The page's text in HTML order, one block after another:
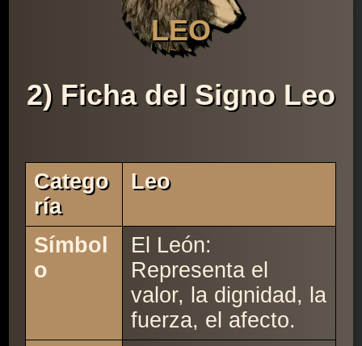
LEO
2) Ficha del Signo Leo
Catego
Ría
Leo
Símbol
o
El León:
Representa el
valor, la dignidad, la
fuerza, el afecto.